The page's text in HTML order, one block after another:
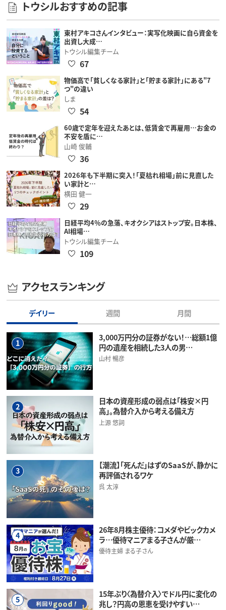
トウシルおすすめの記事
東村アキコさんインタビュー：実写化映画に自ら資金を
出資し大成…
トウシル編集チーム
67
物価高で「貧しくなる家計」と「貯まる家計」にある"7
つ"の違い
しま
54
60歳で定年を迎えたあとは、低賃金で再雇用…お金の
不安を盾に…
山崎 俊輔
36
2026年も下半期に突入！「夏枯れ相場」前に見直した
い家計と…
横田 健一
29
日経平均4％の急落、キオクシアはストップ安。日本株、
AI相場…
トウシル編集チーム
109
アクセスランキング
デイリー 週間 月間
1
3,000万円分の証券がない！…総額1億
円の遺産を相続した3人の男…
山村 暢彦
2
日本の資産形成の弱点は「株安×円
高」。為替介入から考える備え方
上源 悠詞
3
【潮流】「死んだ」はずのSaaSが、静かに
再評価されるワケ
呉 太淳
4
26年8月株主優待：コメダやビックカメ
ラ…優待マニアまる子さんが厳…
優待主婦 まる子さん
5
15年ぶり〈為替介入〉でドル円に変化の
兆し？円高の恩恵を受けやすい…